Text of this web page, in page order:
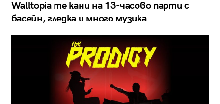
Walltopia те кани на 13-часово парти с
басейн, гледка и много музика